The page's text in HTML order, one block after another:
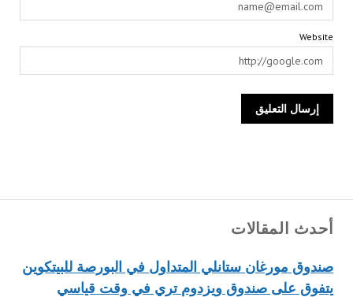
أحدث المقالات
صندوق مورغان ستانلي المتداول في البورصة للبيتكوين
يتفوق على صندوق ويزدوم تري في وقت قياسي
Website